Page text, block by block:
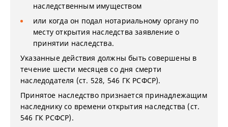
наследственным имуществом
или когда он подал нотариальному органу по
месту открытия наследства заявление о
принятии наследства.
Указанные действия должны быть совершены в
течение шести месяцев со дня смерти
наследодателя (ст. 528, 546 ГК РСФСР).
Принятое наследство признается принадлежащим
наследнику со времени открытия наследства (ст.
546 ГК РСФСР).